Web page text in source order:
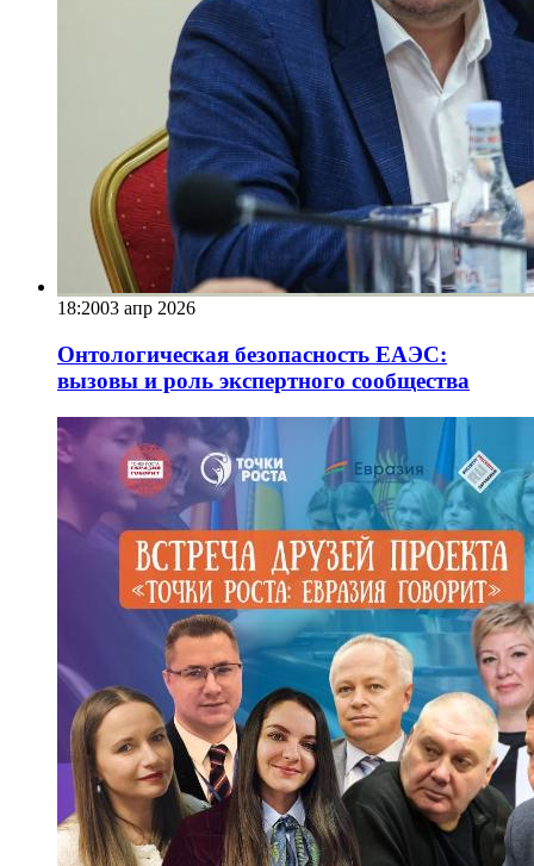
18:2003 апр 2026
Онтологическая безопасность ЕАЭС:
вызовы и роль экспертного сообщества